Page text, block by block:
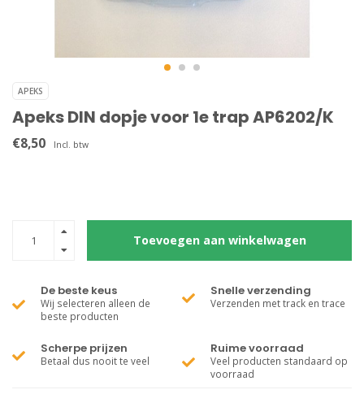
APEKS
Apeks DIN dopje voor 1e trap AP6202/K
€8,50 Incl. btw
Toevoegen aan winkelwagen
De beste keus
Wij selecteren alleen de
beste producten
Snelle verzending
Verzenden met track en trace
Scherpe prijzen
Betaal dus nooit te veel
Ruime voorraad
Veel producten standaard op
voorraad